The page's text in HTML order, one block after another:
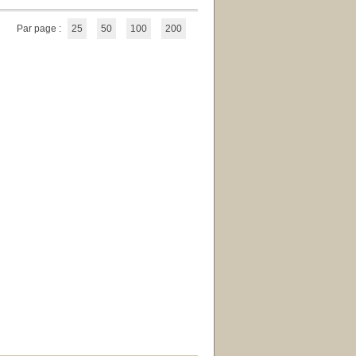
Par page : 25 50 100 200